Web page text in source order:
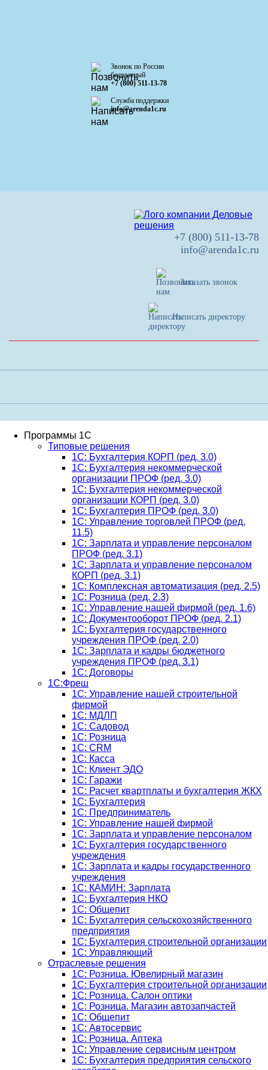
Звонок по России
бесплатный
+7 (800) 511-13-78
Служба поддержки
info@arenda1c.ru
+7 (800) 511-13-78
info@arenda1c.ru
Заказать звонок
Написать директору
Программы 1С
Типовые решения
1C: Бухгалтерия КОРП (ред. 3.0)
1С: Бухгалтерия некоммерческой
организации ПРОФ (ред. 3.0)
1С: Бухгалтерия некоммерческой
организации КОРП (ред. 3.0)
1C: Бухгалтерия ПРОФ (ред. 3.0)
1C: Управление торговлей ПРОФ (ред.
11.5)
1C: Зарплата и управление персоналом
ПРОФ (ред. 3.1)
1C: Зарплата и управление персоналом
КОРП (ред. 3.1)
1C: Комплексная автоматизация (ред. 2.5)
1С: Розница (ред. 2.3)
1С: Управление нашей фирмой (ред. 1.6)
1С: Документооборот ПРОФ (ред. 2.1)
1C: Бухгалтерия государственного
учреждения ПРОФ (ред. 2.0)
1C: Зарплата и кадры бюджетного
учреждения ПРОФ (ред. 3.1)
1С: Договоры
1С:Фреш
1С: Управление нашей строительной
фирмой
1С: МДЛП
1С: Садовод
1С: Розница
1C: CRM
1C: Касса
1С: Клиент ЭДО
1С: Гаражи
1C: Расчет квартплаты и бухгалтерия ЖКХ
1C: Бухгалтерия
1C: Предприниматель
1C: Управление нашей фирмой
1C: Зарплата и управление персоналом
1C: Бухгалтерия государственного
учреждения
1C: Зарплата и кадры государственного
учреждения
1C: КАМИН: Зарплата
1C: Бухгалтерия НКО
1С: Общепит
1С: Бухгалтерия сельскохозяйст­венного
предприятия
1С: Бухгалтерия строительной организации
1С: Управляющий
Отраслевые решения
1С: Розница. Ювелирный магазин
1С: Бухгалтерия строительной организации
1С: Розница. Салон оптики
1С: Розница. Магазин автозапчастей
1C: Общепит
1С: Автосервис
1С: Розница. Аптека
1С: Управление сервисным центром
1С: Бухгалтерия предприятия сельского